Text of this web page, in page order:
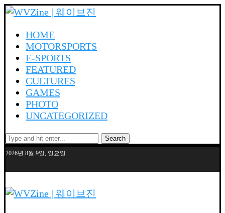
HOME
MOTORSPORTS
E-SPORTS
FEATURED
CULTURES
GAMES
PHOTO
UNCATEGORIZED
Search
2026년 8월 9일, 일요일